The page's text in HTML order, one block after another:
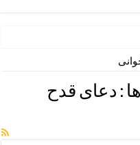
جلب محبت شوهر
روزی‌ بخش
یا من اظهر الجمیل برای
– ذکر مخصوص مستجاب الدعوه
: دعای قدح